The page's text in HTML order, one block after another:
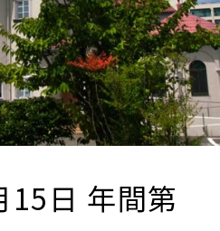
日 年間第